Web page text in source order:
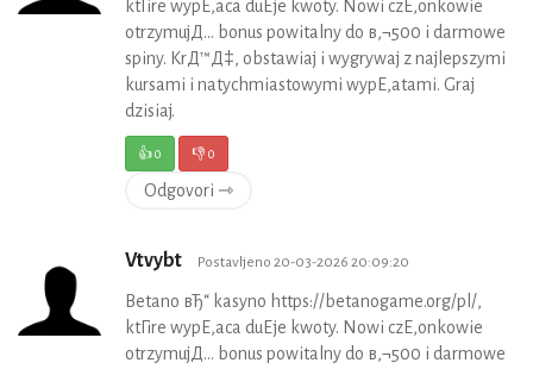
ktГіre wypЕ‚aca duЕјe kwoty. Nowi czЕ‚onkowie
otrzymujД… bonus powitalny do в‚¬500 i darmowe
spiny. KrД™Д‡, obstawiaj i wygrywaj z najlepszymi
kursami i natychmiastowymi wypЕ‚atami. Graj
dzisiaj.
👍0 👎0
Odgovori ⇾
Vtvybt Postavljeno 20-03-2026 20:09:20
Betano вЂ“ kasyno https://betanogame.org/pl/,
ktГіre wypЕ‚aca duЕјe kwoty. Nowi czЕ‚onkowie
otrzymujД… bonus powitalny do в‚¬500 i darmowe